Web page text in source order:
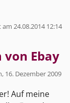
24.08.2014 12:14
Ebay
16. Dezember 2009
Auf meine